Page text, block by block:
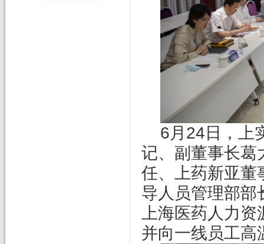
6月24日，上
记、副董事长葛
任、上药新亚董
导人员管理部部
上海医药人力
并向一线员工高